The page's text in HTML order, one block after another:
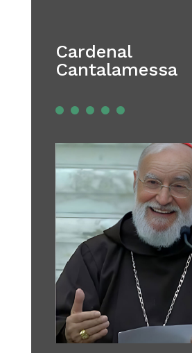
Cardenal
Cantalamessa